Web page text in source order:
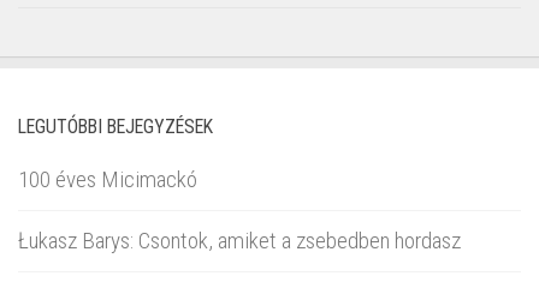
LEGUTÓBBI BEJEGYZÉSEK
100 éves Micimackó
Łukasz Barys: Csontok, amiket a zsebedben hordasz